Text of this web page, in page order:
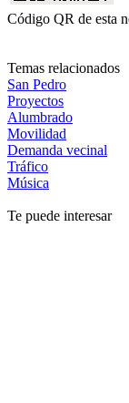
Código QR de esta
Temas relacionados
San Pedro
Proyectos
Alumbrado
Movilidad
Demanda vecinal
Tráfico
Música
Te puede interesar